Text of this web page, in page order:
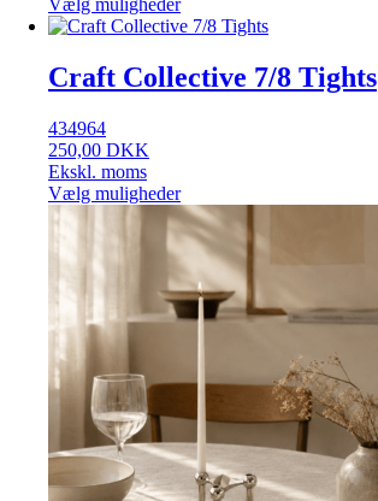
Vælg muligheder
Craft Collective 7/8 Tights
434964
250,00 DKK
Ekskl. moms
Vælg muligheder